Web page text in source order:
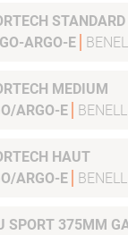
STANDARD
ARGO-E
MEDIUM
ARGO-E
BENELLI
HAUT
ARGO-E
BENELLI
SPORT 375MM